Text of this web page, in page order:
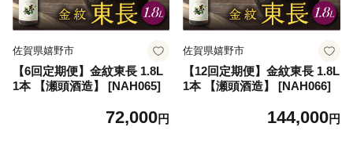
佐賀県嬉野市
【6回定期便】金紋東長 1.8L
1本 【瀬頭酒造】 [NAH065]
72,000円
佐賀県嬉野市
【12回定期便】金紋東長 1.8L
1本 【瀬頭酒造】 [NAH066]
144,000円